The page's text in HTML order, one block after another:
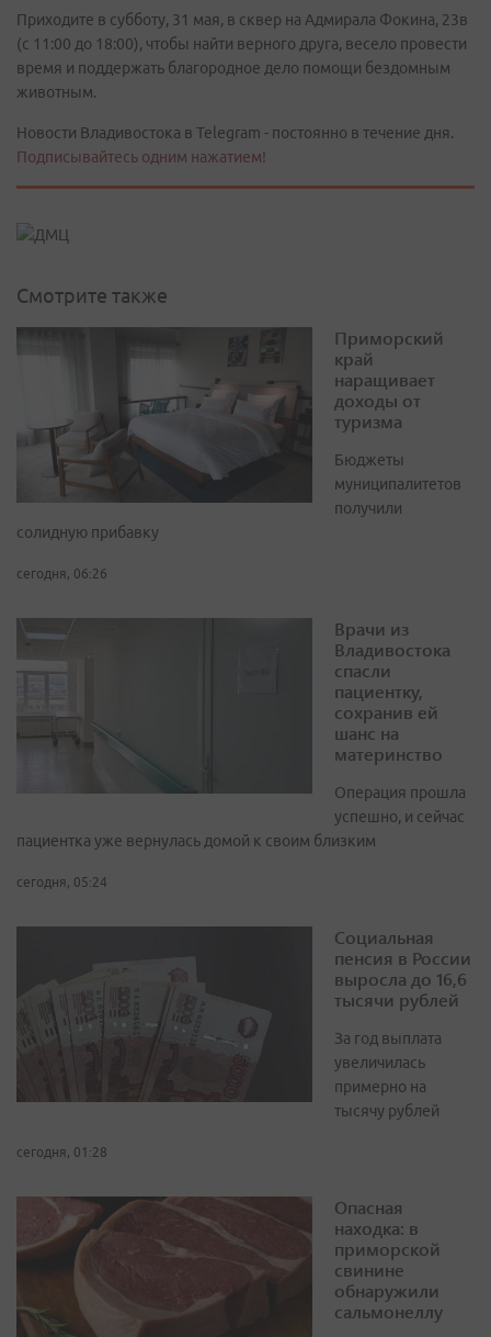
Приходите в субботу, 31 мая, в сквер на Адмирала Фокина, 23в
(с 11:00 до 18:00), чтобы найти верного друга, весело провести
время и поддержать благородное дело помощи бездомным
животным.
Новости Владивостока в Telegram - постоянно в течение дня.
Подписывайтесь одним нажатием!
Смотрите также
Приморский
край
наращивает
доходы от
туризма
Бюджеты
муниципалитетов
получили
солидную прибавку
сегодня, 06:26
Врачи из
Владивостока
спасли
пациентку,
сохранив ей
шанс на
материнство
Операция прошла
успешно, и сейчас
пациентка уже вернулась домой к своим близким
сегодня, 05:24
Социальная
пенсия в России
выросла до 16,6
тысячи рублей
За год выплата
увеличилась
примерно на
тысячу рублей
сегодня, 01:28
Опасная
находка: в
приморской
свинине
обнаружили
сальмонеллу